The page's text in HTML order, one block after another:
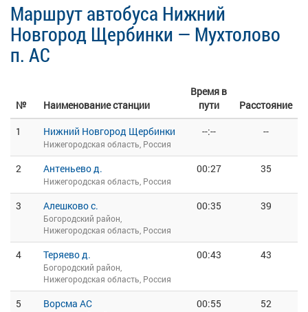
Маршрут автобуса Нижний
Новгород Щербинки — Мухтолово
п. АС
№ Наименование станции
Время в
пути
Расстояние
1
Нижний Новгород Щербинки
Нижегородская область, Россия
--:-- --
2 Антеньево д.
Нижегородская область, Россия
00:27 35
3 Алешково с.
Богородский район,
Нижегородская область, Россия
00:35 39
4 Теряево д.
Богородский район,
Нижегородская область, Россия
00:43 43
5 Ворсма АС 00:55 52